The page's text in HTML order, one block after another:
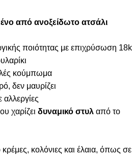
από ανοξείδωτο ατσάλι
ποιότητας με επιχρύσωση 18k
κούμπωμα
δεν μαυρίζει
αλλεργίες
χαρίζει δυναμικό στυλ από το
κολόνιες και έλαια, όπως σε